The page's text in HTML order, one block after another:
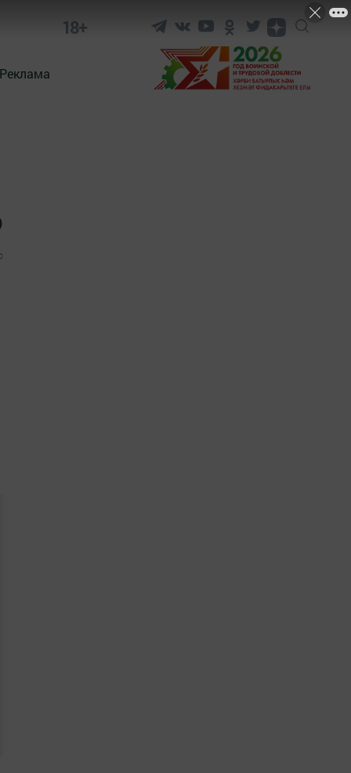
18+
Реклама